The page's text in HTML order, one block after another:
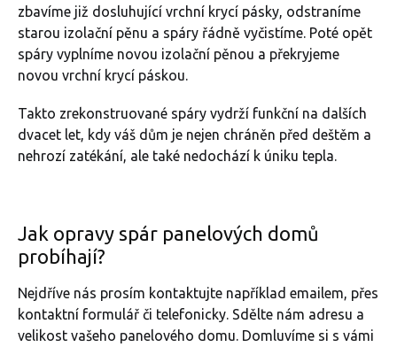
zbavíme již dosluhující vrchní krycí pásky, odstraníme
starou izolační pěnu a spáry řádně vyčistíme. Poté opět
spáry vyplníme novou izolační pěnou a překryjeme
novou vrchní krycí páskou.
Takto zrekonstruované spáry vydrží funkční na dalších
dvacet let, kdy váš dům je nejen chráněn před deštěm a
nehrozí zatékání, ale také nedochází k úniku tepla.
Jak opravy spár panelových domů
probíhají?
Nejdříve nás prosím kontaktujte například emailem, přes
kontaktní formulář či telefonicky. Sdělte nám adresu a
velikost vašeho panelového domu. Domluvíme si s vámi